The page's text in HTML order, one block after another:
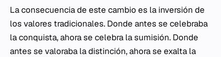
La consecuencia de este cambio es la inversión de
los valores tradicionales. Donde antes se celebraba
la conquista, ahora se celebra la sumisión. Donde
antes se valoraba la distinción, ahora se exalta la